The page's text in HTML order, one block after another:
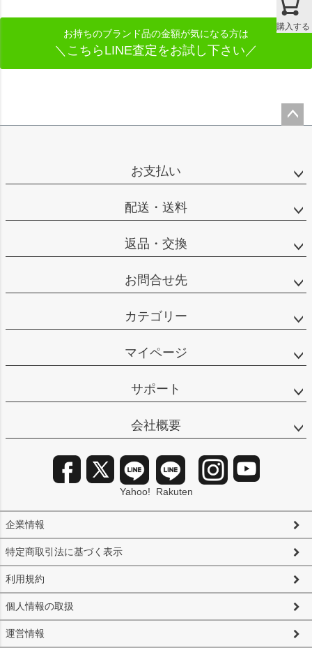
購入する
お持ちのブランド品の金額が気になる方は
＼こちらLINE査定をお試し下さい／
お支払い
配送・送料
返品・交換
お問合せ先
カテゴリー
マイページ
サポート
会社概要
企業情報
特定商取引法に基づく表示
利用規約
個人情報の取扱
運営情報
Yahoo! Rakuten